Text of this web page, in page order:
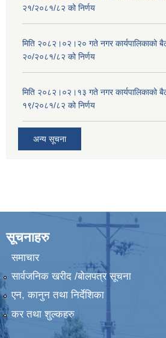
२१/२०८१/८२ को निर्णय
मिति २०८२।०२।२० गते नगर कार्यपालिकाको
२०/२०८१/८२ को निर्णय
मिति २०८२।०२।१३ गते नगर कार्यपालिकाको
१९/२०८१/८२ को निर्णय
अन्य सूचना
सूचनाहरु
समाचार
सार्वजनिक खरीद /बोलपत्र सूचना
एन, कानुन तथा निर्देशिका
कर तथा शुल्कहरु